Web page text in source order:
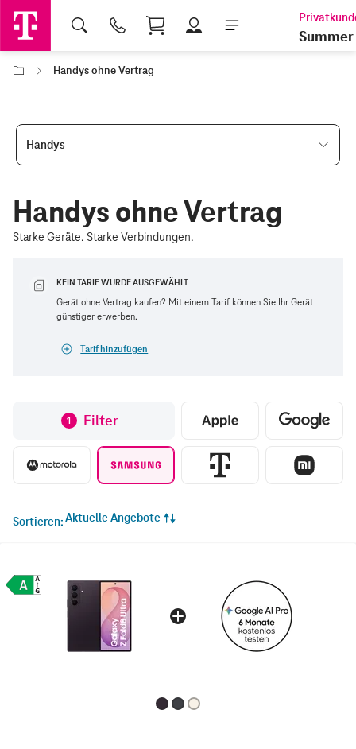
Shopping Cart
Summer
Handys ohne Vertrag
Handys
Handys ohne Vertrag
Starke Geräte. Starke Verbindungen.
KEIN TARIF WURDE AUSGEWÄHLT
Gerät ohne Vertrag kaufen? Mit einem Tarif können Sie Ihr Gerät
günstiger erwerben.
Tarif hinzufügen
1 Filter
Sortieren Aktuelle Angebote